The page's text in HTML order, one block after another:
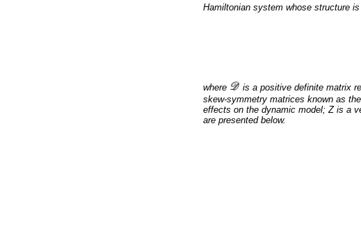
Hamiltonian system whose structure
where is a positive definite matrix
skew-symmetry matrices known as
effects on the dynamic model; Z is a